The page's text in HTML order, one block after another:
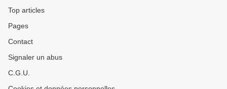
Top articles
Pages
Contact
Signaler un abus
C.G.U.